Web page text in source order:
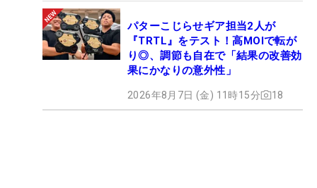
パターこじらせギア担当2人が
『TRTL』をテスト！高MOIで転が
り◎、調節も自在で「結果の改善効
果にかなりの意外性」
2026年8月7日 (金) 11時15分 18